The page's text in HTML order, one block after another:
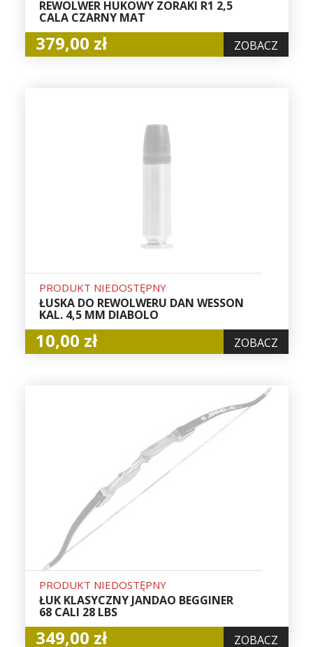
REWOLWER HUKOWY ZORAKI R1 2,5
CALA CZARNY MAT
379,00 zł ZOBACZ
PRODUKT NIEDOSTĘPNY
ŁUSKA DO REWOLWERU DAN WESSON
KAL. 4,5 MM DIABOLO
10,00 zł ZOBACZ
PRODUKT NIEDOSTĘPNY
ŁUK KLASYCZNY JANDAO BEGGINER
68 CALI 28 LBS
349,00 zł ZOBACZ